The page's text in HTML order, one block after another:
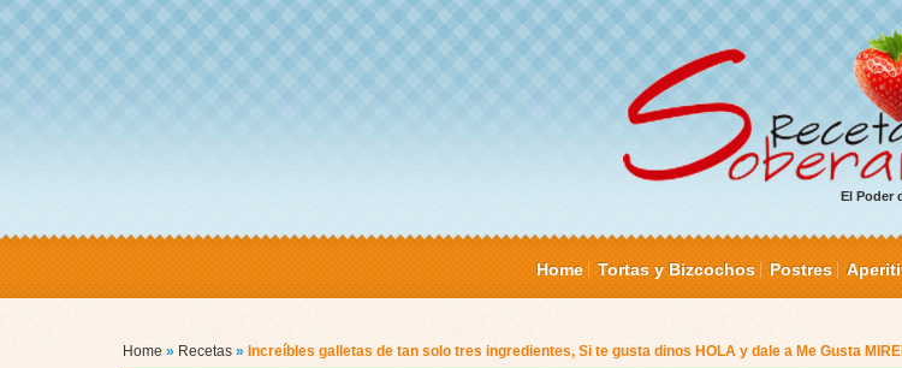
El Poder
Home Tortas y Bizcochos Postres
Home » Recetas » Increíbles galletas de tan solo tres ingredientes, Si te gusta dinos HOLA y dale a Me Gusta